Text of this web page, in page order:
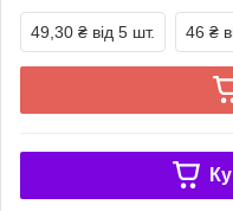
49,30 ₴ від 5 шт. 46 ₴